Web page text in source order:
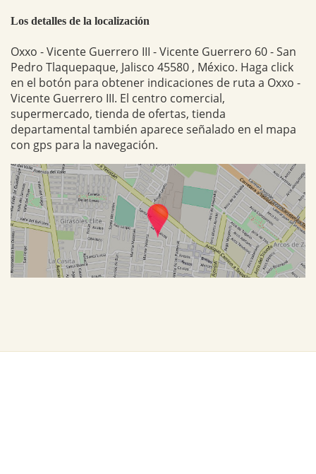
Los detalles de la localización
Oxxo - Vicente Guerrero III - Vicente Guerrero 60 - San
Pedro Tlaquepaque, Jalisco 45580 , México. Haga click
en el botón para obtener indicaciones de ruta a Oxxo -
Vicente Guerrero III. El centro comercial,
supermercado, tienda de ofertas, tienda
departamental también aparece señalado en el mapa
con gps para la navegación.